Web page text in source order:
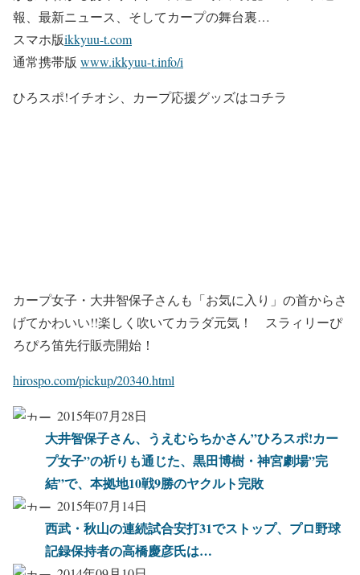
報、最新ニュース、そしてカープの舞台裏…
スマホ版ikkyuu-t.com
通常携帯版 www.ikkyuu-t.info/i
ひろスポ!イチオシ、カープ応援グッズはコチラ
カープ女子・大井智保子さんも「お気に入り」の首からさ
げてかわいい!!楽しく吹いてカラダ元気！ スラィリーぴ
ろぴろ笛先行販売開始！
hirospo.com/pickup/20340.html
2015年07月28日
大井智保子さん、うえむらちかさん”ひろスポ!カー
プ女子”の祈りも通じた、黒田博樹・神宮劇場”完
結”で、本拠地10戦9勝のヤクルト完敗
2015年07月14日
西武・秋山の連続試合安打31でストップ、プロ野球
記録保持者の高橋慶彦氏は…